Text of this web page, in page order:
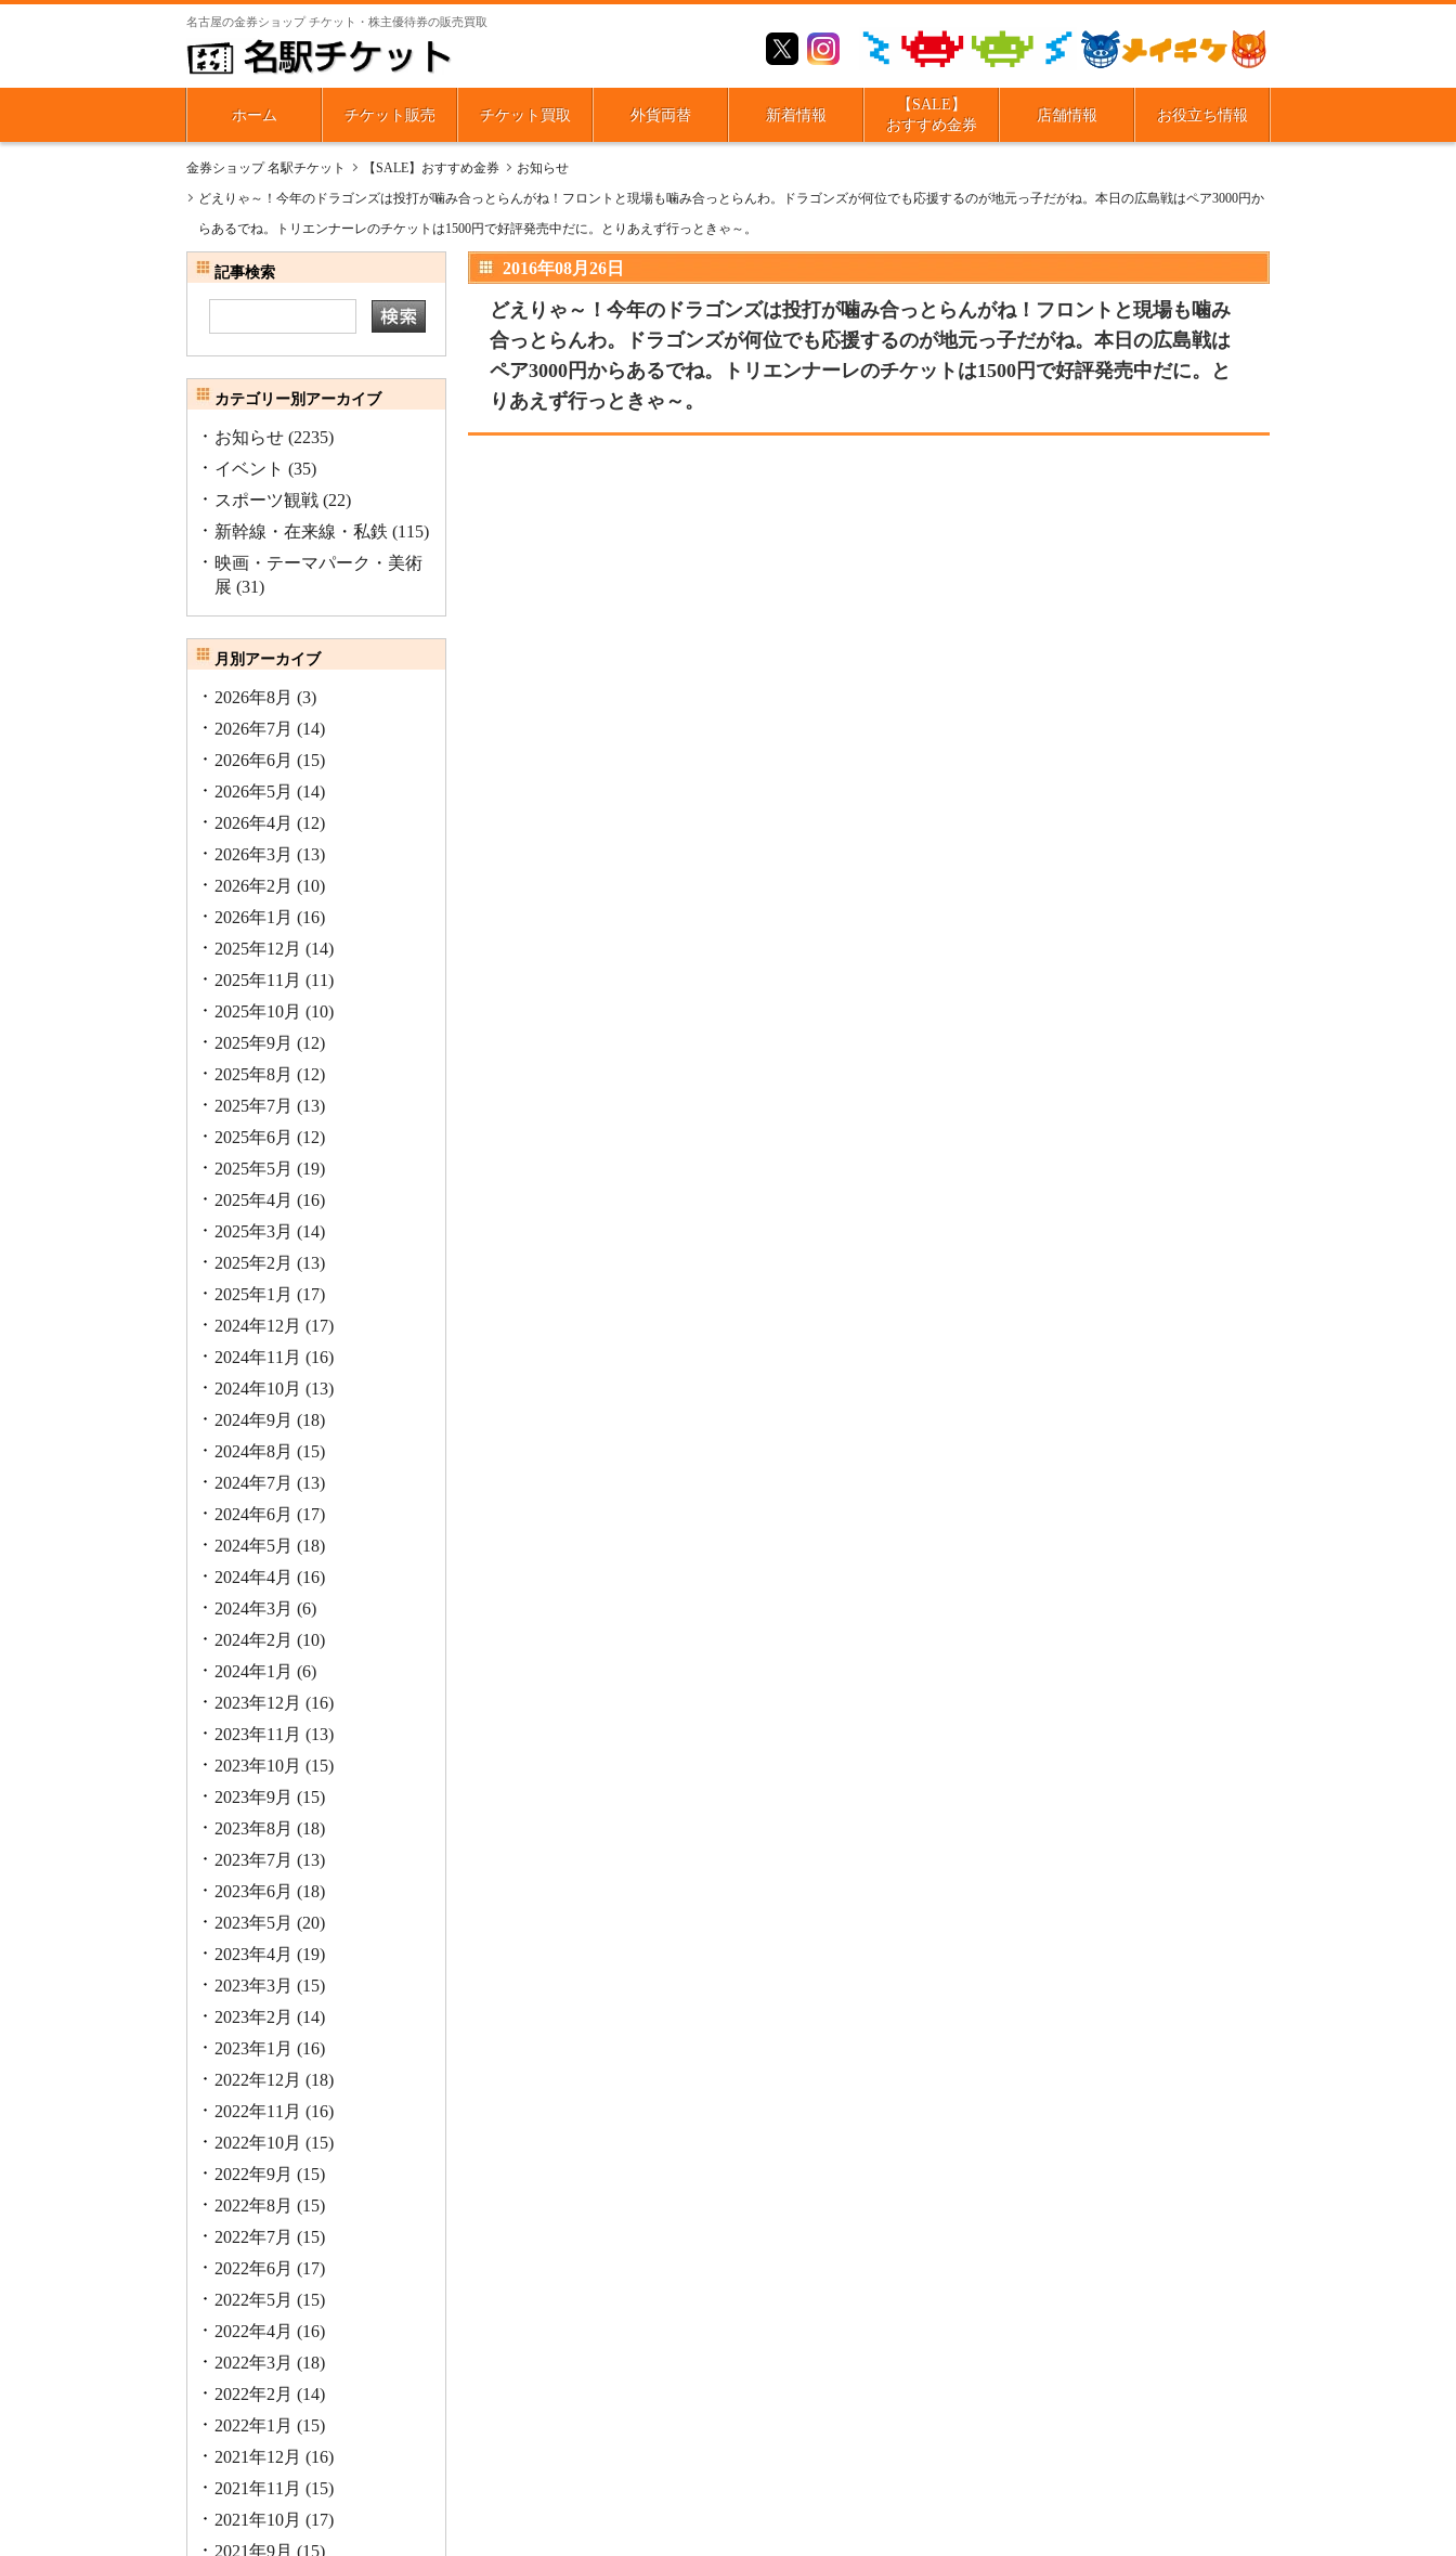
名古屋の金券ショップ チケット・株主優待券の販売買取
ホーム チケット販売 チケット買取 外貨両替 新着情報
【SALE】
おすすめ金券
店舗情報 お役立ち情報
金券ショップ 名駅チケット 【SALE】おすすめ金券
お知らせ
どえりゃ～！今年のドラゴンズは投打が噛み合っとらんがね！フロントと現場も噛み合っとらんわ。ドラゴンズが何位でも応援するのが地元っ子だがね。本日の広島戦はペア3000円か
らあるでね。トリエンナーレのチケットは1500円で好評発売中だに。とりあえず行っときゃ～。
2016年08月26日
どえりゃ～！今年のドラゴンズは投打が噛み合っとらんがね！フロントと現場も噛み
合っとらんわ。ドラゴンズが何位でも応援するのが地元っ子だがね。本日の広島戦は
ペア3000円からあるでね。トリエンナーレのチケットは1500円で好評発売中だに。と
りあえず行っときゃ～。
記事検索
カテゴリー別アーカイブ
お知らせ (2235)
イベント (35)
スポーツ観戦 (22)
新幹線・在来線・私鉄 (115)
映画・テーマパーク・美術
展 (31)
月別アーカイブ
2026年8月 (3)
2026年7月 (14)
2026年6月 (15)
2026年5月 (14)
2026年4月 (12)
2026年3月 (13)
2026年2月 (10)
2026年1月 (16)
2025年12月 (14)
2025年11月 (11)
2025年10月 (10)
2025年9月 (12)
2025年8月 (12)
2025年7月 (13)
2025年6月 (12)
2025年5月 (19)
2025年4月 (16)
2025年3月 (14)
2025年2月 (13)
2025年1月 (17)
2024年12月 (17)
2024年11月 (16)
2024年10月 (13)
2024年9月 (18)
2024年8月 (15)
2024年7月 (13)
2024年6月 (17)
2024年5月 (18)
2024年4月 (16)
2024年3月 (6)
2024年2月 (10)
2024年1月 (6)
2023年12月 (16)
2023年11月 (13)
2023年10月 (15)
2023年9月 (15)
2023年8月 (18)
2023年7月 (13)
2023年6月 (18)
2023年5月 (20)
2023年4月 (19)
2023年3月 (15)
2023年2月 (14)
2023年1月 (16)
2022年12月 (18)
2022年11月 (16)
2022年10月 (15)
2022年9月 (15)
2022年8月 (15)
2022年7月 (15)
2022年6月 (17)
2022年5月 (15)
2022年4月 (16)
2022年3月 (18)
2022年2月 (14)
2022年1月 (15)
2021年12月 (16)
2021年11月 (15)
2021年10月 (17)
2021年9月 (15)